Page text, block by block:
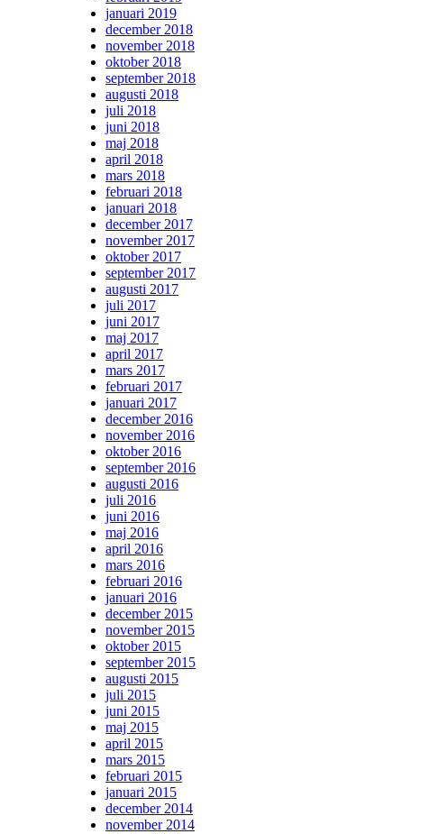
januari 2019
december 2018
november 2018
oktober 2018
september 2018
augusti 2018
juli 2018
juni 2018
maj 2018
april 2018
mars 2018
februari 2018
januari 2018
december 2017
november 2017
oktober 2017
september 2017
augusti 2017
juli 2017
juni 2017
maj 2017
april 2017
mars 2017
februari 2017
januari 2017
december 2016
november 2016
oktober 2016
september 2016
augusti 2016
juli 2016
juni 2016
maj 2016
april 2016
mars 2016
februari 2016
januari 2016
december 2015
november 2015
oktober 2015
september 2015
augusti 2015
juli 2015
juni 2015
maj 2015
april 2015
mars 2015
februari 2015
januari 2015
december 2014
november 2014